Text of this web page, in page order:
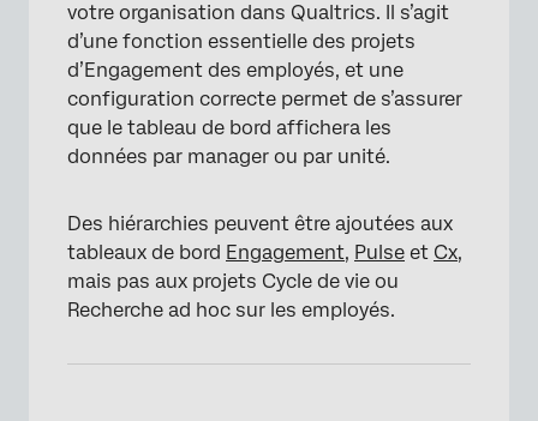
Comment les Hiérarchies sont-elles générées
?
Autres types de Hiérarchie
FAQs
votre organisation dans Qualtrics. Il s’agit
d’une fonction essentielle des projets
d’Engagement des employés, et une
configuration correcte permet de s’assurer
que le tableau de bord affichera les
données par manager ou par unité.
Des hiérarchies peuvent être ajoutées aux
tableaux de bord Engagement, Pulse et Cx,
mais pas aux projets Cycle de vie ou
Recherche ad hoc sur les employés.